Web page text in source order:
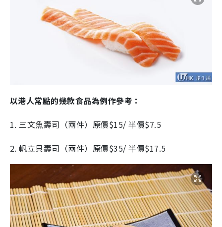
以港人常點的幾款食品為例作參考：
1. 三文魚壽司（兩件）原價$15/ 半價$7.5
2. 帆立貝壽司（兩件）原價$35/ 半價$17.5